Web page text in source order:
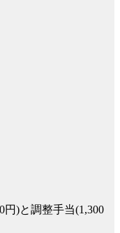
)と調整手当(1,300